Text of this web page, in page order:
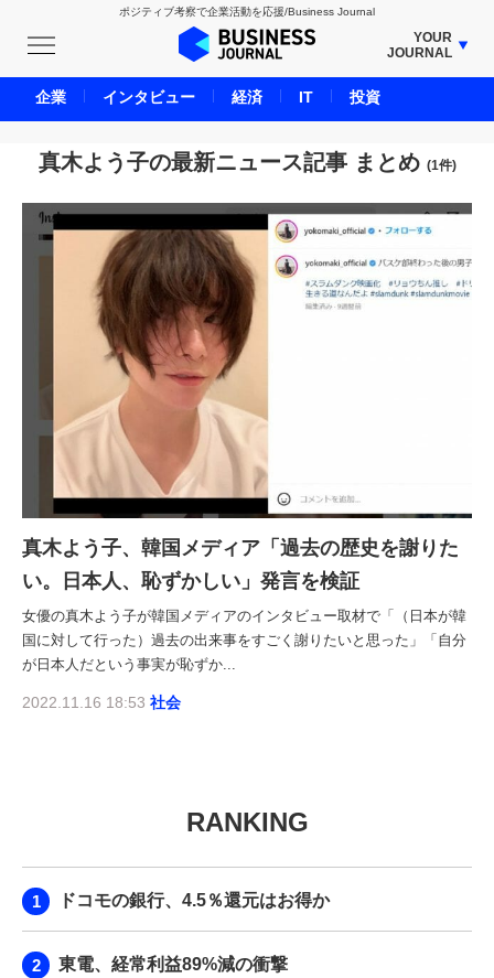
ポジティブ考察で企業活動を応援/Business Journal
YOUR
JOURNAL
BUSINESS JOURNAL
UNICORN JOURNAL
CARBON CREDITS JOURNAL
ENERGY MANAGEMENT JOURNAL
INBOUND JOURNAL
LIFE ENDING JOURNAL
AI JOURNAL
REAL ESTATE BROKERAGE JOURNAL
SMART MARKETING JOURNAL
BPaaS JOURNAL
ADOPTABLE DOG JOURNAL
真木よう子の最新ニュース記事 まとめ (1件)
真木よう子、韓国メディア「過去の歴史を謝りた
い。日本人、恥ずかしい」発言を検証
女優の真木よう子が韓国メディアのインタビュー取材で「（日本が韓
国に対して行った）過去の出来事をすごく謝りたいと思った」「自分
が日本人だという事実が恥ずか...
2022.11.16 18:53 社会
RANKING
ドコモの銀行、4.5％還元はお得か
東電、経常利益89%減の衝撃
企業 インタビュー 経済 IT 投資